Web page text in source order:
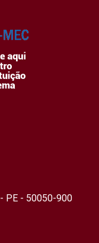
PE - 50050-900